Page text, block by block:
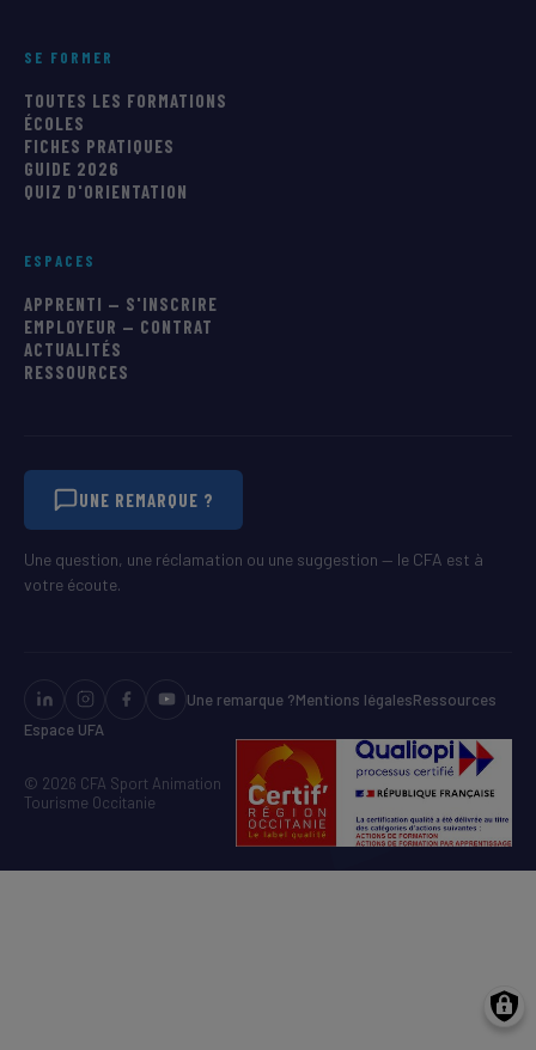
SE FORMER
TOUTES LES FORMATIONS
ÉCOLES
FICHES PRATIQUES
GUIDE 2026
QUIZ D'ORIENTATION
ESPACES
APPRENTI — S'INSCRIRE
EMPLOYEUR — CONTRAT
ACTUALITÉS
RESSOURCES
UNE REMARQUE ?
Une question, une réclamation ou une suggestion — le CFA est à
votre écoute.
Une remarque ?Mentions légalesRessources
Espace UFA
© 2026 CFA Sport Animation
Tourisme Occitanie